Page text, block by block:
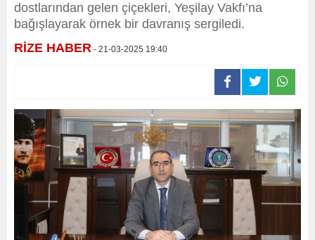
dostlarından gelen çiçekleri, Yeşilay Vakfı’na
bağışlayarak örnek bir davranış sergiledi.
RİZE HABER - 21-03-2025 19:40